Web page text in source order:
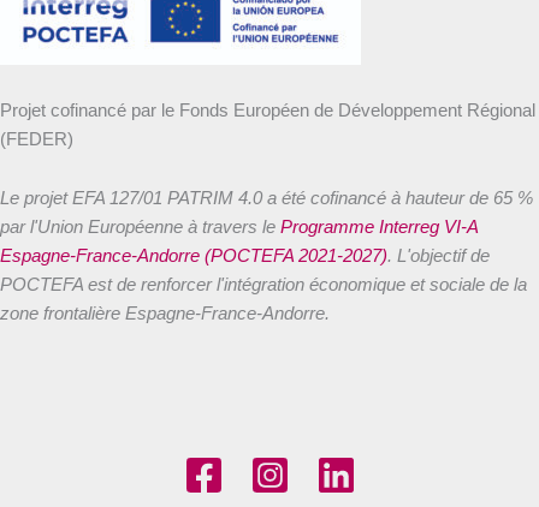
Projet cofinancé par le Fonds Européen de Développement Régional
(FEDER)
Le projet EFA 127/01 PATRIM 4.0 a été cofinancé à hauteur de 65 %
par l'Union Européenne à travers le Programme Interreg VI-A
Espagne-France-Andorre (POCTEFA 2021-2027). L'objectif de
POCTEFA est de renforcer l'intégration économique et sociale de la
zone frontalière Espagne-France-Andorre.